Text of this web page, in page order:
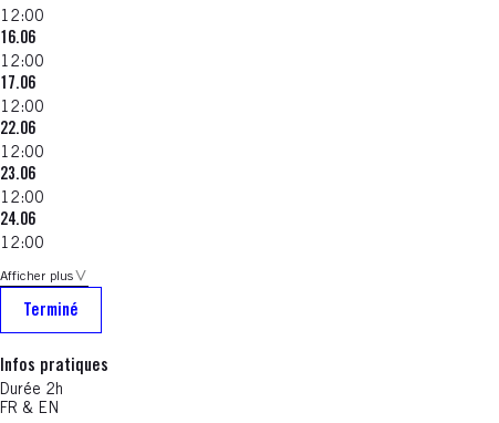
12:00
16.06
12:00
17.06
12:00
22.06
12:00
23.06
12:00
24.06
12:00
Afficher plus
Terminé
Infos pratiques
Durée 2h
FR & EN